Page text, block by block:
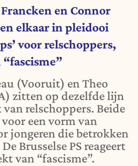
PS spreekt van “fascisme”
en Connor
elkaar in pleidooi
voor relschoppers,
“fascisme”
(Vooruit) en Theo
zitten op dezelfde lijn
van relschoppers. Beide
een vorm van
jongeren die betrokken
Brusselse PS reageert
van “fascisme”.